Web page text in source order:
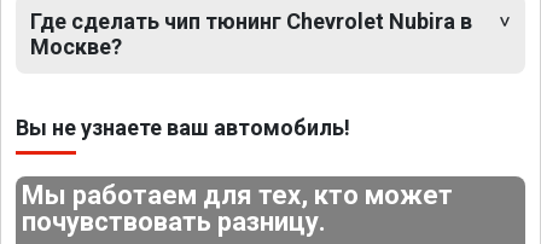
Где сделать чип тюнинг Chevrolet Nubira в
Москве?
Вы не узнаете ваш автомобиль!
Мы работаем для тех, кто может
почувствовать разницу.